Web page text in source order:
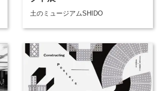
土のミュージアムSHIDO